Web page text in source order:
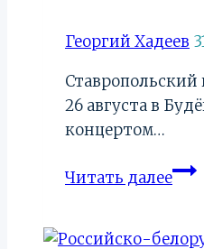
Георгий Хадеев
Ставропольский
26 августа в
концертом…
Читать далее
—